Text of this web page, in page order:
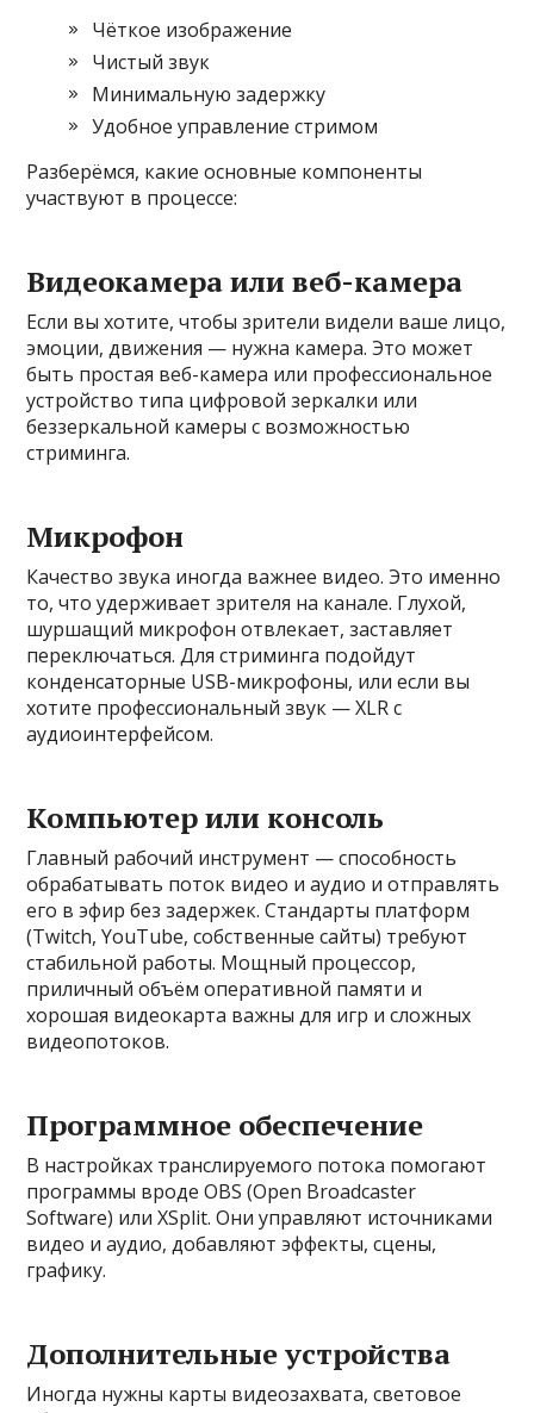
Чёткое изображение
Чистый звук
Минимальную задержку
Удобное управление стримом
Разберёмся, какие основные компоненты
участвуют в процессе:
Видеокамера или веб-камера
Если вы хотите, чтобы зрители видели ваше лицо,
эмоции, движения — нужна камера. Это может
быть простая веб-камера или профессиональное
устройство типа цифровой зеркалки или
беззеркальной камеры с возможностью
стриминга.
Микрофон
Качество звука иногда важнее видео. Это именно
то, что удерживает зрителя на канале. Глухой,
шуршащий микрофон отвлекает, заставляет
переключаться. Для стриминга подойдут
конденсаторные USB-микрофоны, или если вы
хотите профессиональный звук — XLR с
аудиоинтерфейсом.
Компьютер или консоль
Главный рабочий инструмент — способность
обрабатывать поток видео и аудио и отправлять
его в эфир без задержек. Стандарты платформ
(Twitch, YouTube, собственные сайты) требуют
стабильной работы. Мощный процессор,
приличный объём оперативной памяти и
хорошая видеокарта важны для игр и сложных
видеопотоков.
Программное обеспечение
В настройках транслируемого потока помогают
программы вроде OBS (Open Broadcaster
Software) или XSplit. Они управляют источниками
видео и аудио, добавляют эффекты, сцены,
графику.
Дополнительные устройства
Иногда нужны карты видеозахвата, световое